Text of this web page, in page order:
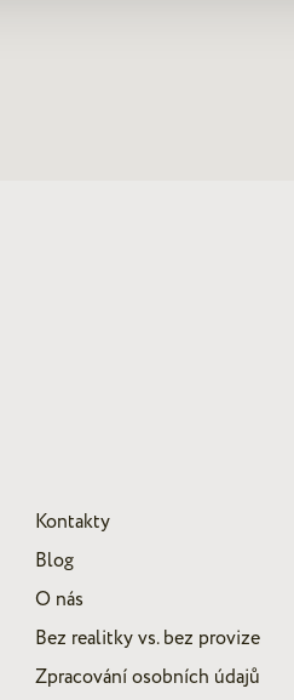
Kontakty
Blog
O nás
Bez realitky vs. bez provize
Zpracování osobních údajů